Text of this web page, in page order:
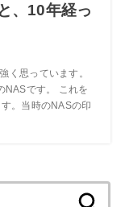
、10年経っ
く思っています。
NASです。 これを
。当時のNASの印